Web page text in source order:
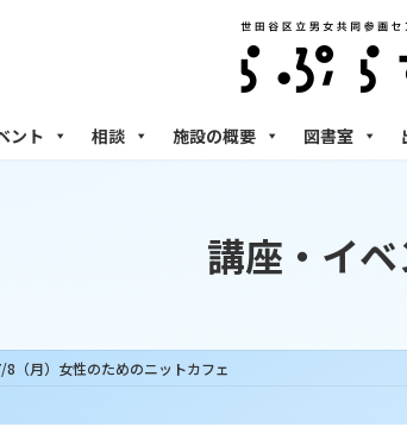
ント 相談 施設の概要 図書室
講座・イベ
8（月）女性のためのニットカフェ